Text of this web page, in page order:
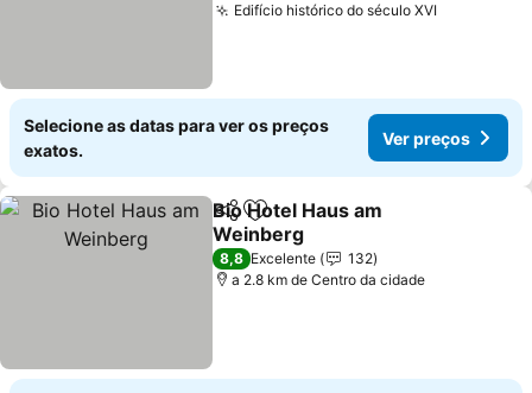
Edifício histórico do século XVIVer
Selecione as datas para ver os preços
exatos.
Ver preços
PartilharAdicionar aos favoritos
Bio Hotel Haus am
Weinberg
Ver preços
8,8 Excelente
132
a 2.8 km de Centro da cidade